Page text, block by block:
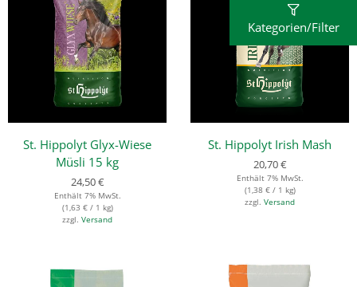
St. Hippolyt Glyx-Wiese
Müsli 15 kg
24,50€
Enthält 7% MwSt.
(1,63 €/ 1 kg)
zzgl. Versand
St. Hippolyt Irish Mash
20,70€
Enthält 7% MwSt.
(1,38 €/ 1 kg)
zzgl. Versand
Kategorien/Filter